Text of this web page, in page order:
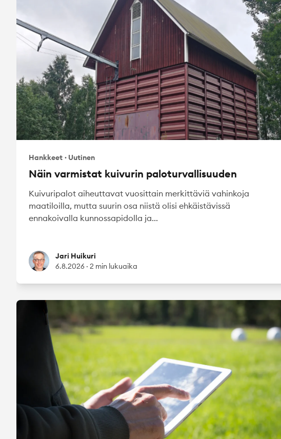
Hankkeet · Uutinen
Näin varmistat kuivurin paloturvallisuuden
Kuivuripalot aiheuttavat vuosittain merkittäviä vahinkoja
maatiloilla, mutta suurin osa niistä olisi ehkäistävissä
ennakoivalla kunnossapidolla ja...
Jari HuikuriJari Huikuri
6.8.2026 · 2 min lukuaika